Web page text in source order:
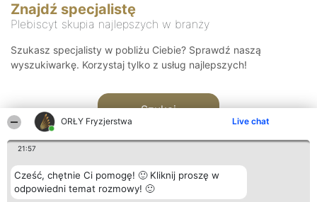
ORŁY Fryzjerstwa Live chat
21:57
Cześć, chętnie Ci pomogę! 🙂 Kliknij proszę w
odpowiedni temat rozmowy! 🙂
Znajdź specjalistę
Plebiscyt skupia najlepszych w branży
Szukasz specjalisty w pobliżu Ciebie? Sprawdź naszą
wyszukiwarkę. Korzystaj tylko z usług najlepszych!
Szukaj